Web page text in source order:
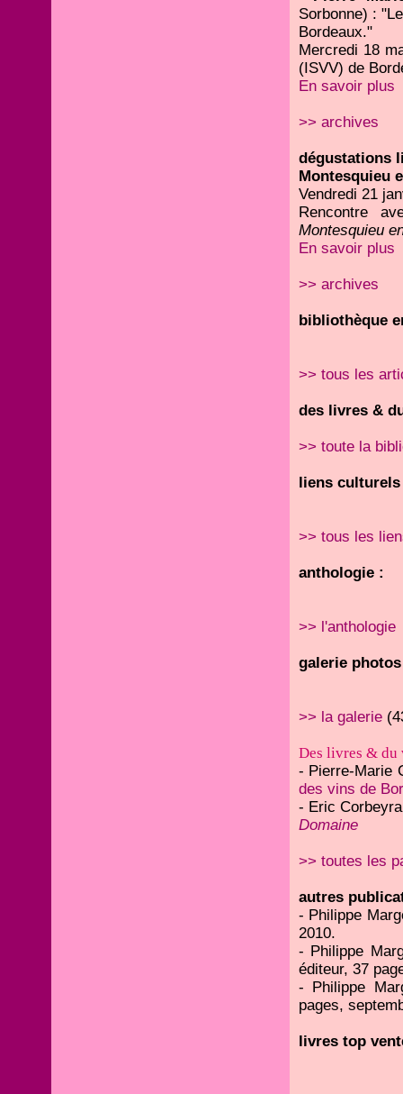
Sorbonne) :
Bordeaux."
Mercredi 18
(ISVV) de
En savoir plus
>> archives
dégustations
Montesquieu
Vendredi 21
Rencontre
Montesquieu
En savoir plus
>> archives
bibliothèque
>> tous les
des livres &
>> toute la
liens
>> tous les
anthologie :
>> l'anthologie
galerie
>> la galerie
Des livres & du
- Pierre-Marie
des vins de
- Eric
Domaine
>> toutes les
autres
- Philippe
2010.
- Philippe
éditeur, 37
- Philippe
pages,
livres top